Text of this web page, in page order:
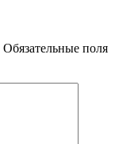
Обязательные поля